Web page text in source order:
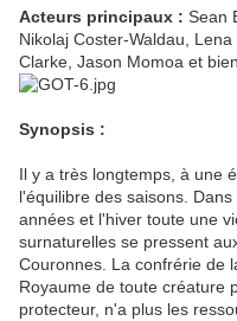
Acteurs principaux : Sean
Nikolaj Coster-Waldau,
Clarke, Jason Momoa et
Synopsis :
Il y a très longtemps, à une
l'équilibre des saisons.
années et l'hiver toute une
surnaturelles se pressent
Couronnes. La confrérie de
Royaume de toute créature
protecteur, n'a plus les